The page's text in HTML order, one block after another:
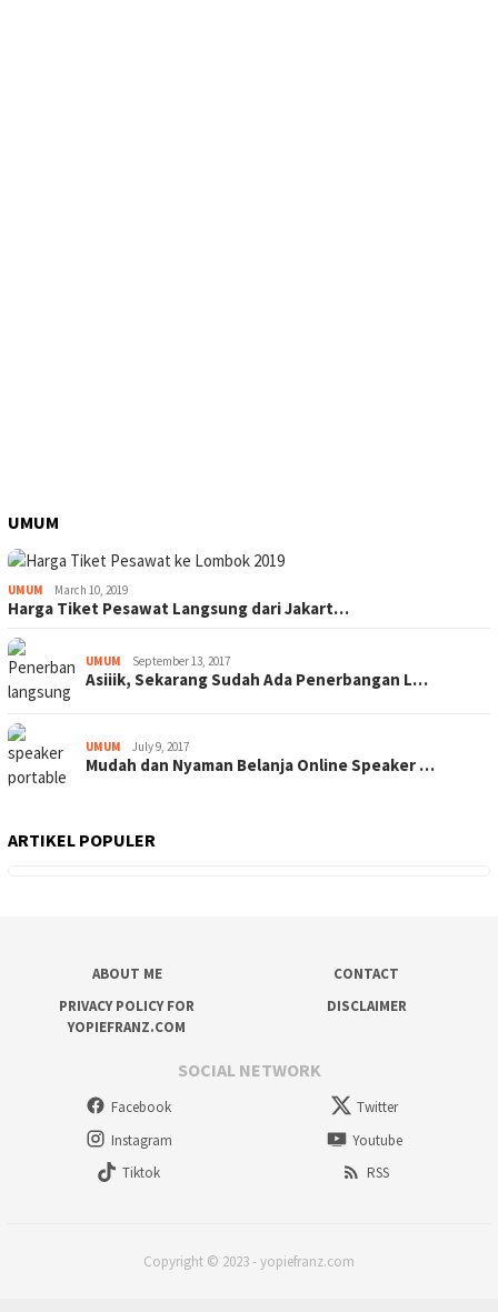
UMUM
UMUM March 10, 2019
Harga Tiket Pesawat Langsung dari Jakart…
UMUM September 13, 2017
Asiiik, Sekarang Sudah Ada Penerbangan L…
UMUM July 9, 2017
Mudah dan Nyaman Belanja Online Speaker …
ARTIKEL POPULER
ABOUT ME
CONTACT
PRIVACY POLICY FOR
YOPIEFRANZ.COM
DISCLAIMER
SOCIAL NETWORK
Facebook
Twitter
Instagram
Youtube
Tiktok
RSS
Copyright © 2023 - yopiefranz.com